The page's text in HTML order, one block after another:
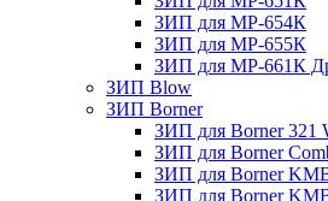
ЗИП для МР-654К
ЗИП для МР-655К
ЗИП для МР-661К
ЗИП Blow
ЗИП Borner
ЗИП для Borner 321
ЗИП для Borner
ЗИП для Borner
ЗИП для Borner